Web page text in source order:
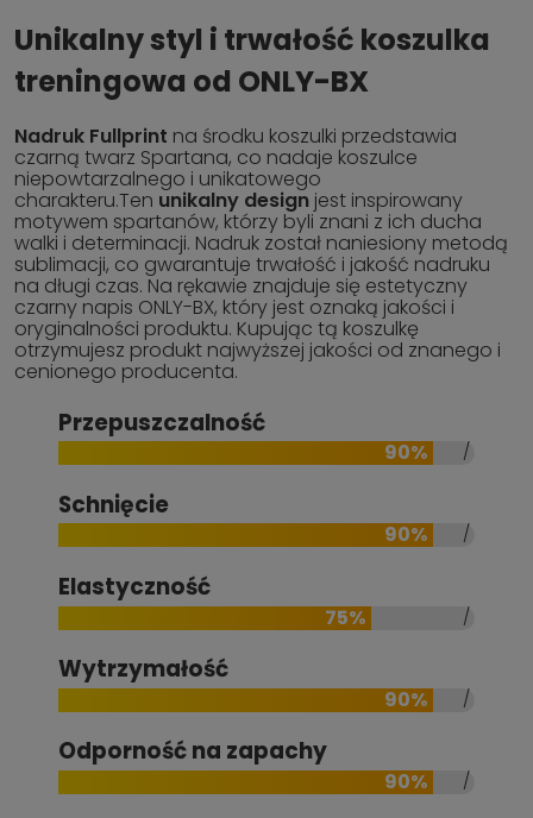
Unikalny styl i trwałość koszulka
treningowa od ONLY-BX
Nadruk Fullprint na środku koszulki przedstawia
czarną twarz Spartana, co nadaje koszulce
niepowtarzalnego i unikatowego
charakteru.Ten unikalny design jest inspirowany
motywem spartanów, którzy byli znani z ich ducha
walki i determinacji. Nadruk został naniesiony metodą
sublimacji, co gwarantuje trwałość i jakość nadruku
na długi czas. Na rękawie znajduje się estetyczny
czarny napis ONLY-BX, który jest oznaką jakości i
oryginalności produktu. Kupując tą koszulkę
otrzymujesz produkt najwyższej jakości od znanego i
cenionego producenta.
Przepuszczalność
90%
Schnięcie
90%
Elastyczność
75%
Wytrzymałość
90%
Odporność na zapachy
90%